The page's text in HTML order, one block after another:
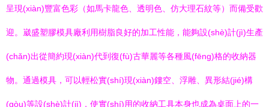
呈現(xiàn)豐富色彩（如馬卡龍色、透明色、仿大理石紋等）而備受歡
迎。崴盛塑膠模具廠利用樹脂良好的加工性能，能夠設(shè)計(jì)生產
(chǎn)出從簡約現(xiàn)代到復(fù)古華麗等各種風(fēng)格的收納器
物。通過模具，可以輕松實(shí)現(xiàn)鏤空、浮雕、異形結(jié)構
(gòu)等設(shè)計(jì)，使實(shí)用的收納工具本身也成為桌面上的一